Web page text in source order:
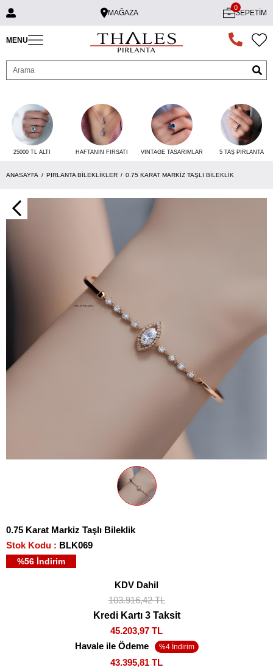
MAĞAZA SEPETIM
0
MENU
25000 TL ALTI HAFTANIN FIRSATI VINTAGE TASARIMLAR 5 TAŞ PIRLANTA
ANASAYFA PIRLANTA BILEKLIKLER 0.75 KARAT MARKIZ TAŞLI BILEKLIK
0.75 Karat Markiz Taşlı Bileklik
Stok Kodu
BLK069
%56 İndirim
KDV Dahil
103.916,42 TL
Kredi Kartı 3 Taksit
45.203,97 TL
Havale ile Ödeme
43.395,81 TL